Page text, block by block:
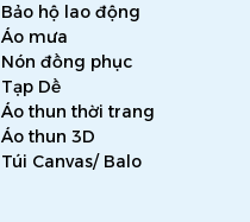
Bảo hộ lao động
Áo mưa
Nón đồng phục
Tạp Dề
Áo thun thời trang
Áo thun 3D
Túi Canvas/ Balo